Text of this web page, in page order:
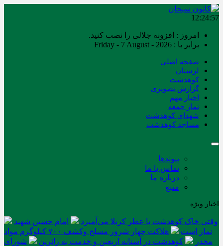
12:24:57
امروز : افزونه جلالی را نصب کنید.
برابر با : Friday - 7 August - 2026
صفحه اصلی
لرستان
کوهدشت
گزارش تصویری
اخبار مهم
نماز جمعه
شهدای کوهدشت
مساجد کوهدشت
پیوندها
تماس با ما
درباره ما
منبع
اخبار ویژه
وقتی خاک کوهدشت با عطر کربلا می‌آمیزد
امام حسین شهید
نماز است
هلاکت چهار شرور مسلح وکشف ۷۰۰ کیلوگرم مواد
مخدر
کوهدشت در آستانه اربعین و خدمت‌ به زائرین
شورای